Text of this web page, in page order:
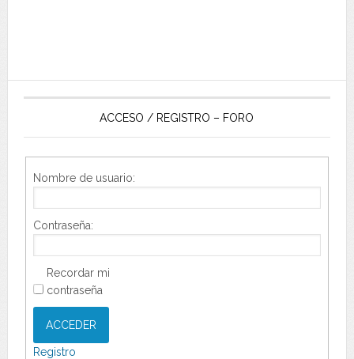
ACCESO / REGISTRO – FORO
Nombre de usuario:
Contraseña:
Recordar mi
contraseña
ACCEDER
Registro